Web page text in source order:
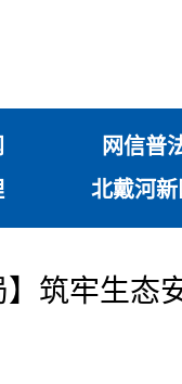
网信普
北戴河新
】筑牢生态